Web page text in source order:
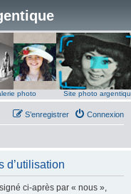
photo Site photo
Connexion
S’enregistrer
d’utilisation
ci-après par « nous »,